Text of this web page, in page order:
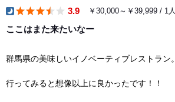
3.9 ￥30,000～￥39,999 / 1人
ここはまた来たいなー
群馬県の美味しいイノベーティブレストラン。
行ってみると想像以上に良かったです！！